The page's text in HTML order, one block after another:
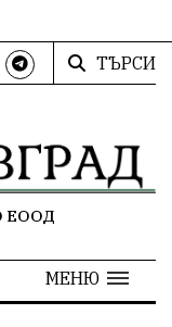
ТЪРСИ
ЕООД
МЕНЮ